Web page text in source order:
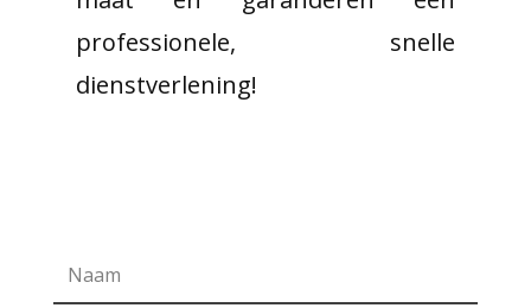
professionele, snelle
dienstverlening!